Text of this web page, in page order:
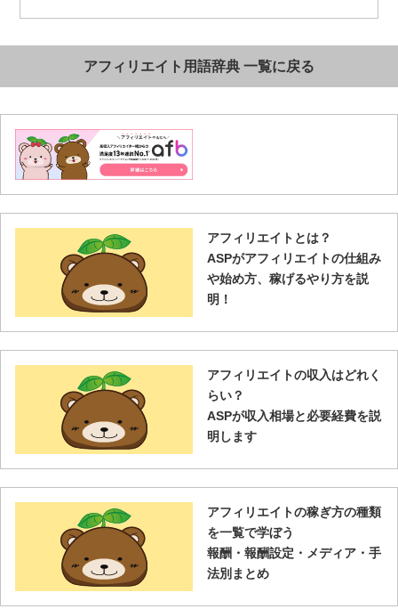
アフィリエイト用語辞典 一覧に戻る
アフィリエイトとは？
ASPがアフィリエイトの仕組み
や始め方、稼げるやり方を説
明！
アフィリエイトの収入はどれく
らい？
ASPが収入相場と必要経費を説
明します
アフィリエイトの稼ぎ方の種類
を一覧で学ぼう
報酬・報酬設定・メディア・手
法別まとめ